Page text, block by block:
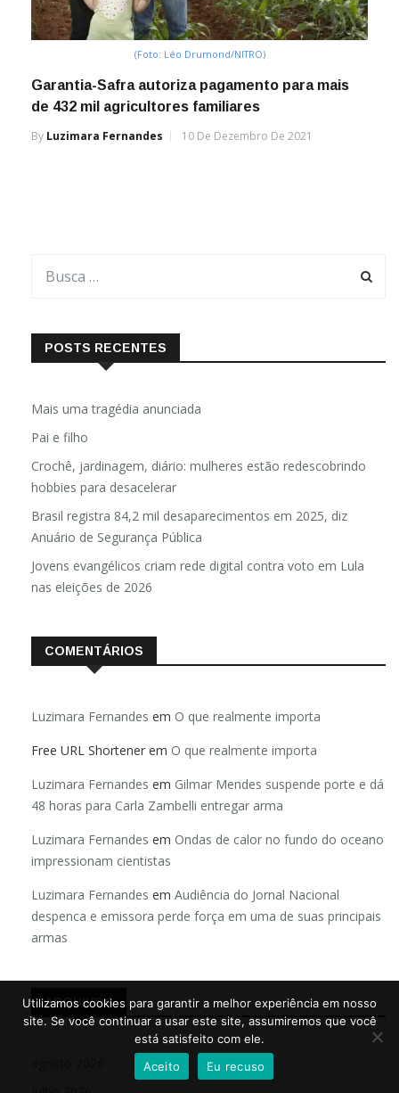
(Foto: Léo Drumond/NITRO)
Garantia-Safra autoriza pagamento para mais
de 432 mil agricultores familiares
By Luzimara Fernandes 10 De Dezembro De 2021
POSTS RECENTES
Mais uma tragédia anunciada
Pai e filho
Crochê, jardinagem, diário: mulheres estão redescobrindo
hobbies para desacelerar
Brasil registra 84,2 mil desaparecimentos em 2025, diz
Anuário de Segurança Pública
Jovens evangélicos criam rede digital contra voto em Lula
nas eleições de 2026
COMENTÁRIOS
Luzimara Fernandes em O que realmente importa
Free URL Shortener em O que realmente importa
Luzimara Fernandes em Gilmar Mendes suspende porte e dá
48 horas para Carla Zambelli entregar arma
Luzimara Fernandes em Ondas de calor no fundo do oceano
impressionam cientistas
Luzimara Fernandes em Audiência do Jornal Nacional
despenca e emissora perde força em uma de suas principais
armas
ARQUIVOS
Utilizamos cookies para garantir a melhor experiência em nosso
site. Se você continuar a usar este site, assumiremos que você
está satisfeito com ele.
Aceito
Eu recuso